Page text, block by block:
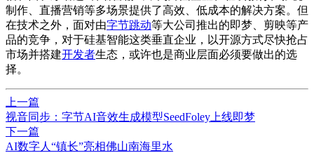
制作、直播营销等多场景提供了高效、低成本的解决方案。但
在技术之外，面对由字节跳动等大公司推出的即梦、剪映等产
品的竞争，对于硅基智能这类垂直企业，以开源方式尽快抢占
市场并搭建开发者生态，或许也是商业层面必须要做出的选
择。
上一篇
视音同步：字节AI音效生成模型SeedFoley上线即梦
下一篇
AI数字人“镇长”亮相佛山南海里水